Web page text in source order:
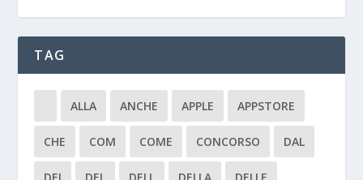
TAG
ALLA ANCHE APPLE APPSTORE
CHE COM COME CONCORSO DAL